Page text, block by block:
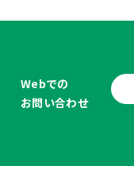
Webでの
お問い合わせ